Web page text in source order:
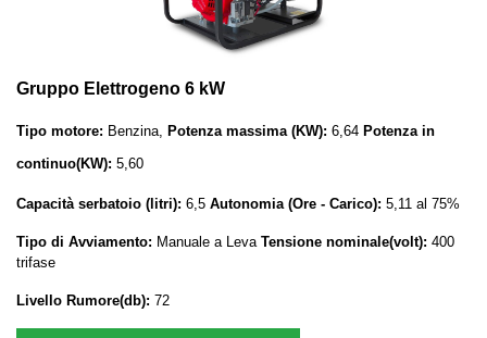
Gruppo Elettrogeno 6 kW
Tipo motore: Benzina, Potenza massima (KW): 6,64 Potenza in
continuo(KW): 5,60
Capacità serbatoio (litri): 6,5 Autonomia (Ore - Carico): 5,11 al 75%
Tipo di Avviamento: Manuale a Leva Tensione nominale(volt): 400
trifase
Livello Rumore(db): 72